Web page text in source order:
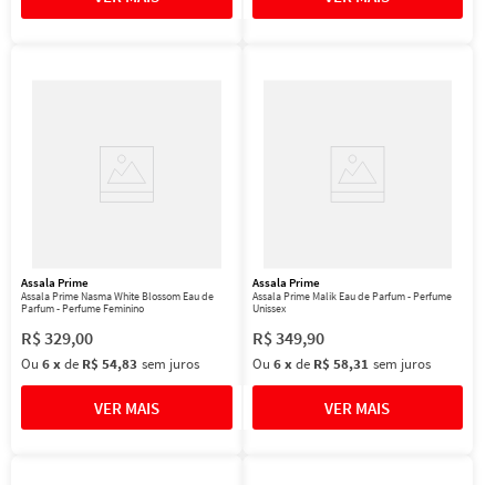
Assala Prime
Assala Prime Nasma White Blossom Eau de
Parfum - Perfume Feminino
R$329,00
Ou 6xde R$ 54,83 sem juros
Assala Prime
Assala Prime Malik Eau de Parfum - Perfume
Unissex
R$349,90
Ou 6 xde R$ 58,31 sem juros